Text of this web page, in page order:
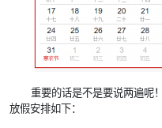
重要的话是不是要说两遍呢
放假安排如下：